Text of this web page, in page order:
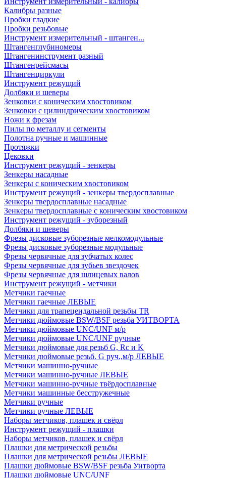
Калибры разные
Пробки гладкие
Пробки резьбовые
Инструмент измерительный - штанген...
Штангенглубиномеры
Штангенинструмент разный
Штангенрейсмасы
Штангенциркули
Инструмент режущий
Долбяки и шеверы
Зенковки с коническим хвостовиком
Зенковки с цилиндрическим хвостовиком
Ножи к фрезам
Пилы по металлу и сегменты
Полотна ручные и машинные
Протяжки
Цековки
Инструмент режущий - зенкеры
Зенкеры насадные
Зенкеры с коническим хвостовиком
Инструмент режущий - зенкеры твердосплавные
Зенкеры твердосплавные насадные
Зенкеры твердосплавные с коническим хвостовиком
Инструмент режущий - зуборезный
Долбяки и шеверы
Фрезы дисковые зуборезные мелкомодульные
Фрезы дисковые зуборезные модульные
Фрезы червячные для зубчатых колес
Фрезы червячные для зубьев звездочек
Фрезы червячные для шлицевых валов
Инструмент режущий - метчики
Метчики гаечные
Метчики гаечные ЛЕВЫЕ
Метчики для трапецеидальной резьбы TR
Метчики дюймовые BSW/BSF резьба УИТВОРТА
Метчики дюймовые UNC/UNF м/р
Метчики дюймовые UNC/UNF ручные
Метчики дюймовые для резьб G, Rc и K
Метчики дюймовые резьб. G руч.,м/р ЛЕВЫЕ
Метчики машинно-ручные
Метчики машинно-ручные ЛЕВЫЕ
Метчики машинно-ручные твёрдосплавные
Метчики машинные бесстружечные
Метчики ручные
Метчики ручные ЛЕВЫЕ
Наборы метчиков, плашек и свёрл
Инструмент режущий - плашки
Наборы метчиков, плашек и свёрл
Плашки для метрической резьбы
Плашки для метрической резьбы ЛЕВЫЕ
Плашки дюймовые BSW/BSF резьба Уитворта
Плашки дюймовые UNC/UNF